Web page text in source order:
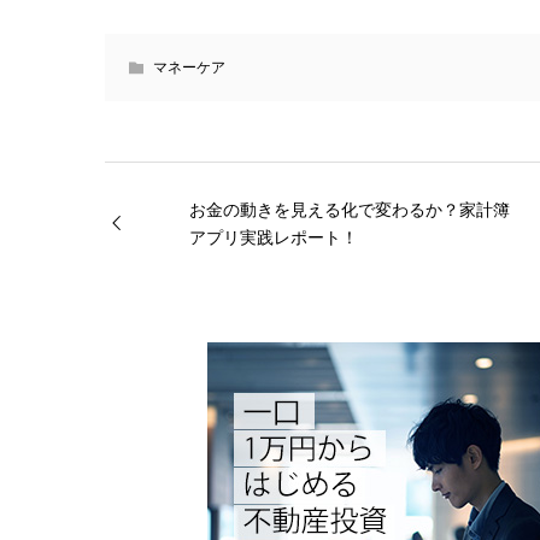
マネーケア
お金の動きを見える化で変わるか？家計簿
アプリ実践レポート！